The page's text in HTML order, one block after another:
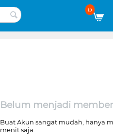
0
Belum menjadi
Buat Akun sangat mudah, hanya
menit saja.